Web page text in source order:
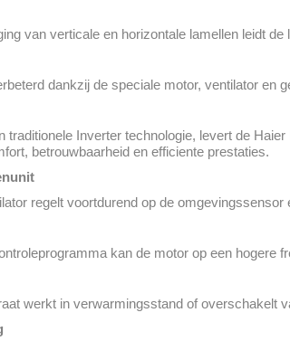
van verticale en horizontale lamellen leidt
dankzij de speciale motor, ventilator en
traditionele Inverter technologie, levert de
betrouwbaarheid en efficiente prestaties.
regelt voortdurend op de
kan de motor op een hogere
werkt in verwarmingsstand of overschakelt